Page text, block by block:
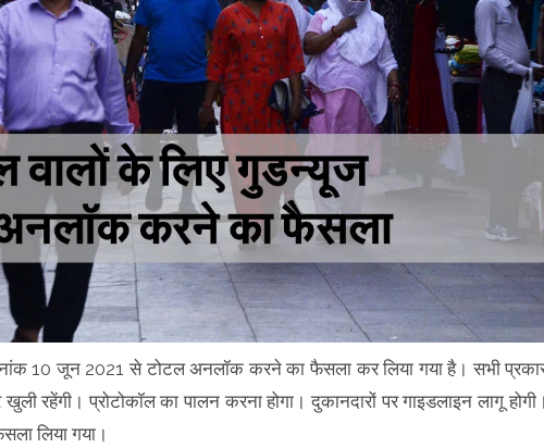
10 जून 2021 से टोटल अनलॉक करने का फैसला कर लिया गया है। सभी
रहेंगी। प्रोटोकॉल का पालन करना होगा। दुकानदारों पर गाइडलाइन लागू
लिया गया।